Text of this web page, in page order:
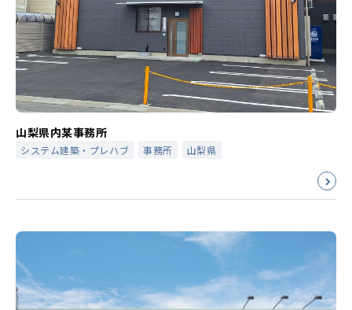
山梨県内某事務所
システム建築・プレハブ 事務所 山梨県